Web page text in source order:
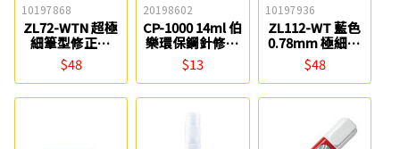
10197868
ZL72-WTN 超極
細筆型修正液
Pentel
$48
20198602
CP-1000 14ml 伯
樂環保鋼針修正
液 TOWO
$13
10197936
ZL112-WT 藍色
0.78mm 極細修
正液 Pentel
$48